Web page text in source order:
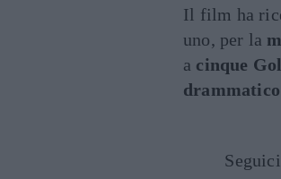
Il film ha
uno, per la
a cinque
drammatico